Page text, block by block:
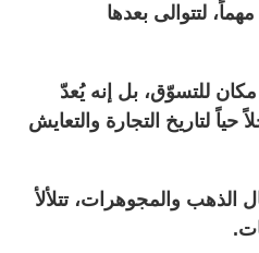
مهماً، لتتوالى بعدها
للتسوّق، بل إنه يُعدّ
لتاريخ التجارة والتعايش
الذهب والمجوهرات، تتلألأ